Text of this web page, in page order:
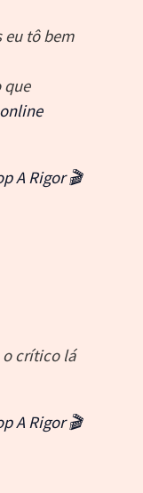
tô bem
que
A Rigor 🎬
o crítico lá
A Rigor 🎬